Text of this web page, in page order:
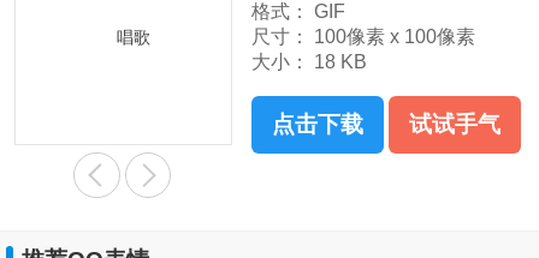
格式：
GIF
尺寸：
100像素 x 100像素
大小：
18 KB
点击下载 试试手气